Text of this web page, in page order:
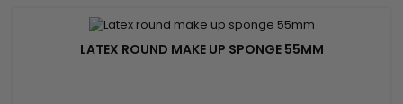
LATEX ROUND MAKE UP SPONGE 55MM